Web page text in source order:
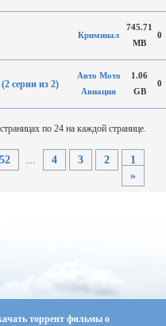
Криминал
745.71
MB
0
серии из 2)
Авто Мото
Авиация
1.06
GB
0
по 24 на каждой странице.
... 4 3 2
1
»
торрент фильмы о